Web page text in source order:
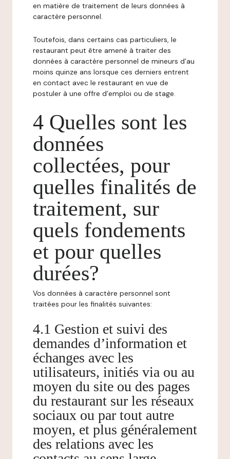
en matière de traitement de leurs données à
caractère personnel.
Toutefois, dans certains cas particuliers, le
restaurant peut être amené à traiter des
données à caractère personnel de mineurs d’au
moins quinze ans lorsque ces derniers entrent
en contact avec le restaurant en vue de
postuler à une offre d’emploi ou de stage.
4 Quelles sont les
données
collectées, pour
quelles finalités de
traitement, sur
quels fondements
et pour quelles
durées?
Vos données à caractère personnel sont
traitées pour les finalités suivantes:
4.1 Gestion et suivi des
demandes d’information et
échanges avec les
utilisateurs, initiés via ou au
moyen du site ou des pages
du restaurant sur les réseaux
sociaux ou par tout autre
moyen, et plus généralement
des relations avec les